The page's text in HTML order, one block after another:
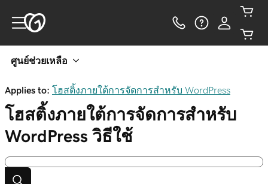
ศูนย์ช่วยเหลือ
Applies to: โฮสติ้งภายใต้การจัดการสำหรับ WordPress
โฮสติ้งภายใต้การจัดการสำหรับ
WordPress วิธีใช้